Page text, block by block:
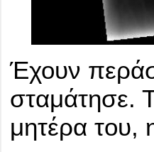
Έχουν
σταμάτησε.
μητέρα του,